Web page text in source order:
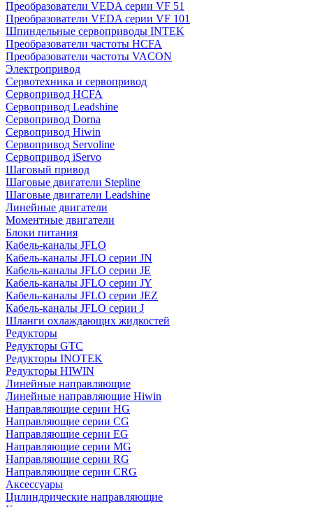
Преобразователи VEDA серии VF 51
Преобразователи VEDA серии VF 101
Шпиндельные сервоприводы INTEK
Преобразователи частоты HCFA
Преобразователи частоты VACON
Электропривод
Сервотехника и сервопривод
Сервопривод HCFA
Сервопривод Leadshine
Сервопривод Dorna
Сервопривод Hiwin
Сервопривод Servoline
Сервопривод iServo
Шаговый привод
Шаговые двигатели Stepline
Шаговые двигатели Leadshine
Линейные двигатели
Моментные двигатели
Блоки питания
Кабель-каналы JFLO
Кабель-каналы JFLO серии JN
Кабель-каналы JFLO серии JE
Кабель-каналы JFLO серии JY
Кабель-каналы JFLO серии JEZ
Кабель-каналы JFLO серии J
Шланги охлаждающих жидкостей
Редукторы
Редукторы GTC
Редукторы INOTEK
Редукторы HIWIN
Линейные направляющие
Линейные направляющие Hiwin
Направляющие серии HG
Направляющие серии CG
Направляющие серии EG
Направляющие серии MG
Направляющие серии RG
Направляющие серии CRG
Аксессуары
Цилиндрические направляющие